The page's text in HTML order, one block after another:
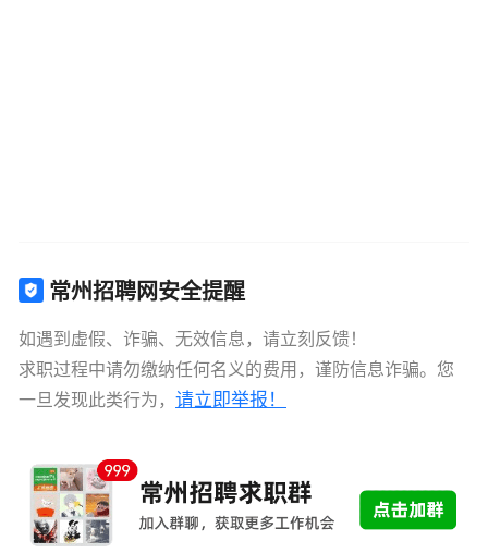
常州招聘网安全提醒
如遇到虚假、诈骗、无效信息，请立刻反馈！
求职过程中请勿缴纳任何名义的费用，谨防信息诈骗。您
一旦发现此类行为， 请立即举报！